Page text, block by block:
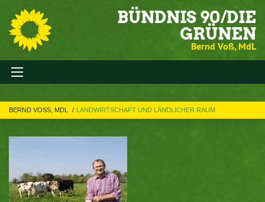
BÜNDNIS 90/DIE
GRÜNEN
Bernd Voß, MdL
BERND VOSS, MDL LANDWIRTSCHAFT UND LÄNDLICHER RAUM